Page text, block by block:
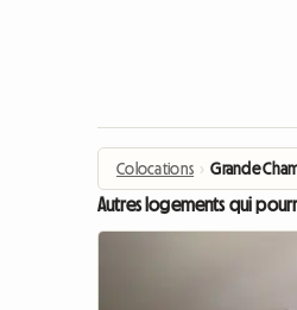
Colocations › Grande
Autres logements qui